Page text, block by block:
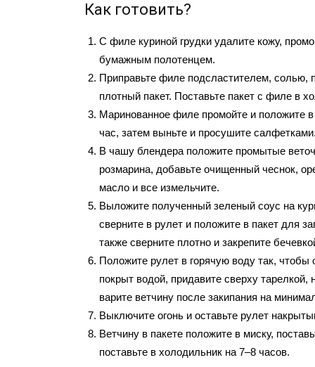
Как готовить?
С филе куриной грудки удалите кожу,
бумажным полотенцем.
Приправьте филе подсластителем, солью,
плотный пакет. Поставьте пакет с филе в
Маринованное филе промойте и положите
час, затем выньте и просушите
В чашу блендера положите промытые
розмарина, добавьте очищенный чеснок,
масло и все измельчите.
Выложите полученный зеленый соус на
сверните в рулет и положите в пакет для
также сверните плотно и закрепите
Положите рулет в горячую воду так,
покрыт водой, придавите сверху тарелкой,
варите ветчину после закипания на
Выключите огонь и оставьте рулет
Ветчину в пакете положите в миску,
поставьте в холодильник на 7–8 часов.